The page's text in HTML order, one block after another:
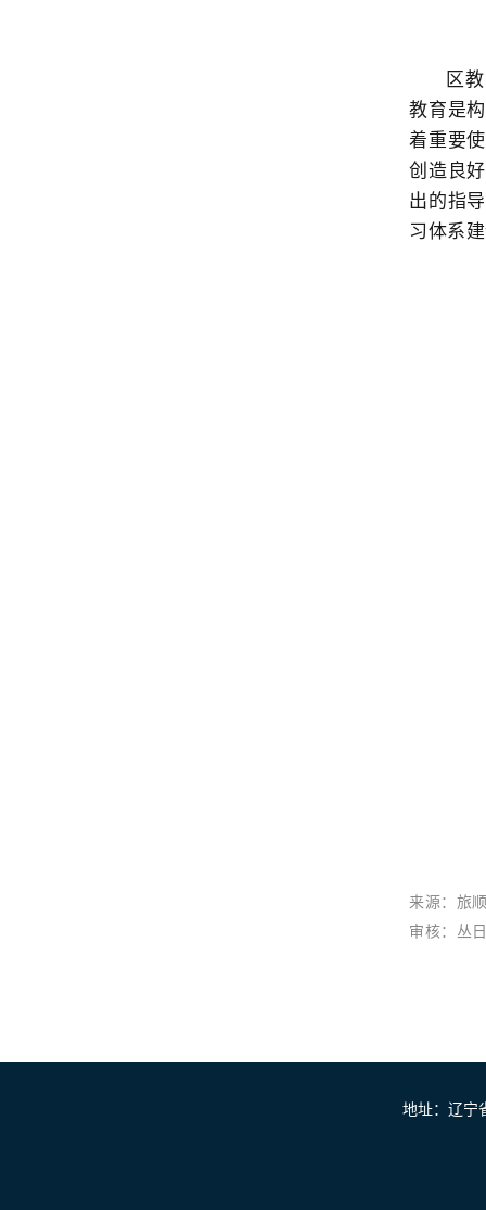
区
教育是
着重要
创造良
出的指
习体系
来源：旅
审核：丛
地址：辽宁